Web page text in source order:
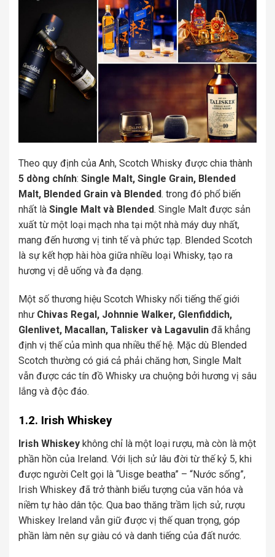
Theo quy định của Anh, Scotch Whisky được chia thành
5 dòng chính: Single Malt, Single Grain, Blended
Malt, Blended Grain và Blended. trong đó phổ biến
nhất là Single Malt và Blended. Single Malt được sản
xuất từ một loại mạch nha tại một nhà máy duy nhất,
mang đến hương vị tinh tế và phức tạp. Blended Scotch
là sự kết hợp hài hòa giữa nhiều loại Whisky, tạo ra
hương vị dễ uống và đa dạng.
Một số thương hiệu Scotch Whisky nổi tiếng thế giới
như Chivas Regal, Johnnie Walker, Glenfiddich,
Glenlivet, Macallan, Talisker và Lagavulin đã khẳng
định vị thế của mình qua nhiều thế hệ. Mặc dù Blended
Scotch thường có giá cả phải chăng hơn, Single Malt
vẫn được các tín đồ Whisky ưa chuộng bởi hương vị sâu
lắng và độc đáo.
1.2. Irish Whiskey
Irish Whiskey không chỉ là một loại rượu, mà còn là một
phần hồn của Ireland. Với lịch sử lâu đời từ thế kỷ 5, khi
được người Celt gọi là “Uisge beatha” – “Nước sống”,
Irish Whiskey đã trở thành biểu tượng của văn hóa và
niềm tự hào dân tộc. Qua bao thăng trầm lịch sử, rượu
Whiskey Ireland vẫn giữ được vị thế quan trọng, góp
phần làm nên sự giàu có và danh tiếng của đất nước.